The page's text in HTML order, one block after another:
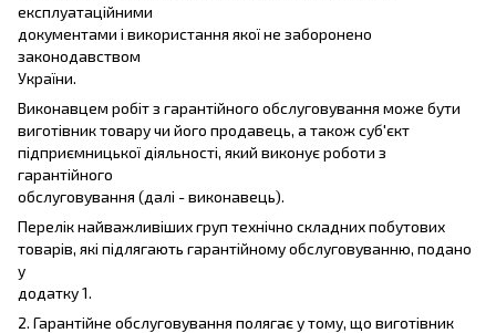
експлуатаційними
документами і використання якої не заборонено
законодавством
України.
Виконавцем робіт з гарантійного обслуговування може бути
виготівник товару чи його продавець, а також суб'єкт
підприємницької діяльності, який виконує роботи з
гарантійного
обслуговування (далі - виконавець).
Перелік найважливіших груп технічно складних побутових
товарів, які підлягають гарантійному обслуговуванню, подано
у
додатку 1.
2. Гарантійне обслуговування полягає у тому, що виготівник